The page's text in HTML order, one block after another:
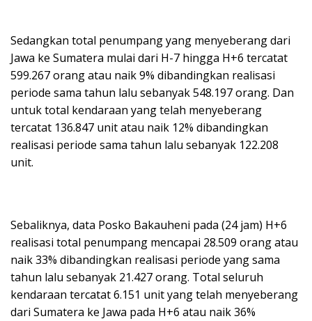
Sedangkan total penumpang yang menyeberang dari
Jawa ke Sumatera mulai dari H-7 hingga H+6 tercatat
599.267 orang atau naik 9% dibandingkan realisasi
periode sama tahun lalu sebanyak 548.197 orang. Dan
untuk total kendaraan yang telah menyeberang
tercatat 136.847 unit atau naik 12% dibandingkan
realisasi periode sama tahun lalu sebanyak 122.208
unit.
Sebaliknya, data Posko Bakauheni pada (24 jam) H+6
realisasi total penumpang mencapai 28.509 orang atau
naik 33% dibandingkan realisasi periode yang sama
tahun lalu sebanyak 21.427 orang. Total seluruh
kendaraan tercatat 6.151 unit yang telah menyeberang
dari Sumatera ke Jawa pada H+6 atau naik 36%